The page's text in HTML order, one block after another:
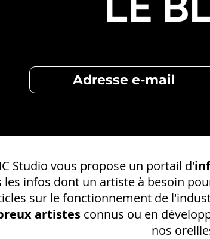
Studio vous propose un portail d'
les infos dont un artiste à besoin
sur le fonctionnement de
artistes connus ou en
nos